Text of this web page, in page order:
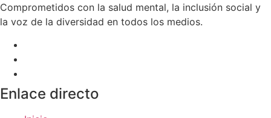
Comprometidos con la salud mental, la inclusión social y
la voz de la diversidad en todos los medios.
Enlace directo